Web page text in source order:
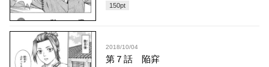
150pt
2018/10/04
第７話 陥穽